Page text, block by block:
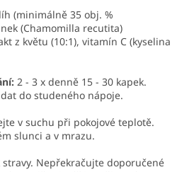
(minimálně 35 obj. %
(Chamomilla recutita)
z květu (10:1), vitamín C (kyselina
2 - 3 x denně 15 - 30 kapek.
do studeného nápoje.
v suchu při pokojové teplotě.
slunci a v mrazu.
stravy. Nepřekračujte doporučené